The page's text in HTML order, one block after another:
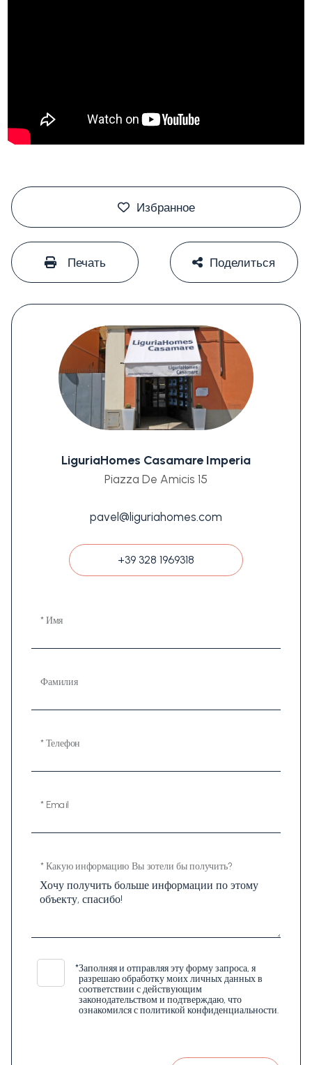
Избранное
Печать Поделиться
LiguriaHomes Casamare Imperia
Piazza De Amicis 15
pavel@liguriahomes.com
+39 328 1969318
* Имя
Фамилия
* Телефон
* Email
* Какую информацию Вы зотели бы получить?
*Заполняя и отправляя эту форму запроса, я
разрешаю обработку моих личных данных в
соответствии с действующим
законодательством и подтверждаю, что
ознакомился с политикой конфиденциальности.